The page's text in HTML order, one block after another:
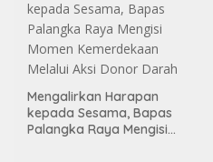
Mengalirkan Harapan
kepada Sesama, Bapas
Palangka Raya Mengisi